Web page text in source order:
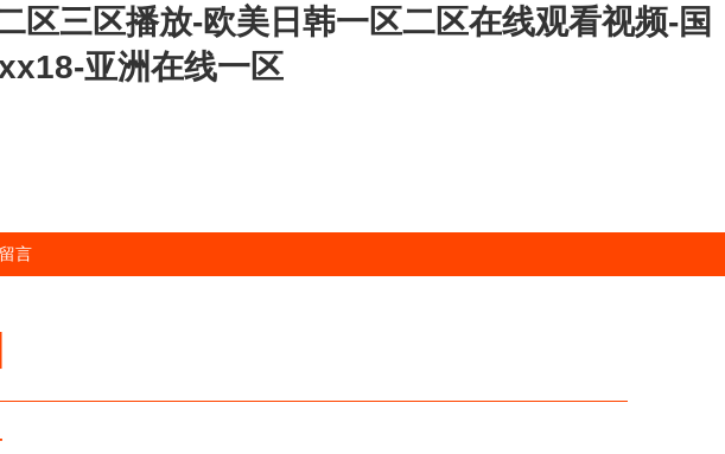
区三区播放-欧美日韩一区二区在线观看视频-国
亚洲在线一区
言